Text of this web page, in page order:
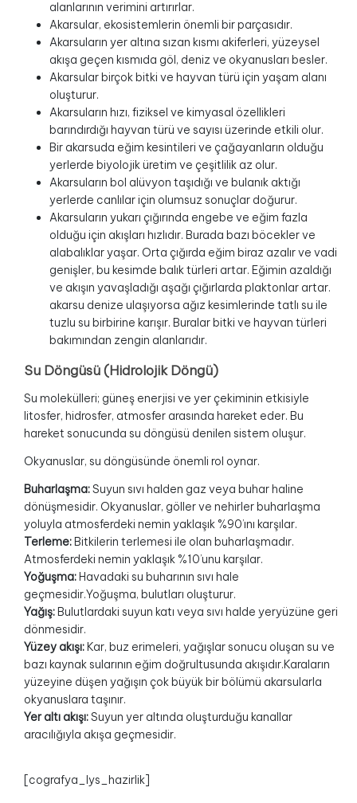
alanlarının verimini artırırlar.
Akarsular, ekosistemlerin önemli bir parçasıdır.
Akarsuların yer altına sızan kısmı akiferleri, yüzeysel
akışa geçen kısmıda göl, deniz ve okyanusları besler.
Akarsular birçok bitki ve hayvan türü için yaşam alanı
oluşturur.
Akarsuların hızı, fiziksel ve kimyasal özellikleri
barındırdığı hayvan türü ve sayısı üzerinde etkili olur.
Bir akarsuda eğim kesintileri ve çağayanların olduğu
yerlerde biyolojik üretim ve çeşitlilik az olur.
Akarsuların bol alüvyon taşıdığı ve bulanık aktığı
yerlerde canlılar için olumsuz sonuçlar doğurur.
Akarsuların yukarı çığırında engebe ve eğim fazla
olduğu için akışları hızlıdır. Burada bazı böcekler ve
alabalıklar yaşar. Orta çığırda eğim biraz azalır ve vadi
genişler, bu kesimde balık türleri artar. Eğimin azaldığı
ve akışın yavaşladığı aşağı çığırlarda plaktonlar artar.
akarsu denize ulaşıyorsa ağız kesimlerinde tatlı su ile
tuzlu su birbirine karışır. Buralar bitki ve hayvan türleri
bakımından zengin alanlarıdır.
Su Döngüsü (Hidrolojik Döngü)
Su molekülleri; güneş enerjisi ve yer çekiminin etkisiyle
litosfer, hidrosfer, atmosfer arasında hareket eder. Bu
hareket sonucunda su döngüsü denilen sistem oluşur.
Okyanuslar, su döngüsünde önemli rol oynar.
Buharlaşma:Suyun sıvı halden gaz veya buhar haline
dönüşmesidir. Okyanuslar, göller ve nehirler buharlaşma
yoluyla atmosferdeki nemin yaklaşık %90’ını karşılar.
Terleme:Bitkilerin terlemesi ile olan buharlaşmadır.
Atmosferdeki nemin yaklaşık %10’unu karşılar.
Yoğuşma:Havadaki su buharının sıvı hale
geçmesidir.Yoğuşma, bulutları oluşturur.
Yağış:Bulutlardaki suyun katı veya sıvı halde yeryüzüne geri
dönmesidir.
Yüzey akışı:Kar, buz erimeleri, yağışlar sonucu oluşan su ve
bazı kaynak sularının eğim doğrultusunda akışıdır.Karaların
yüzeyine düşen yağışın çok büyük bir bölümü akarsularla
okyanuslara taşınır.
Yer altı akışı:Suyun yer altında oluşturduğu kanallar
aracılığıyla akışa geçmesidir.
[cografya_lys_hazirlik]